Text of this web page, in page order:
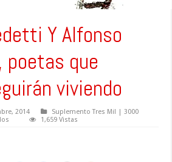
Y Alfonso
poetas que
viviendo
2014
Suplemento Tres Mil | 3000
1,659 Vistas